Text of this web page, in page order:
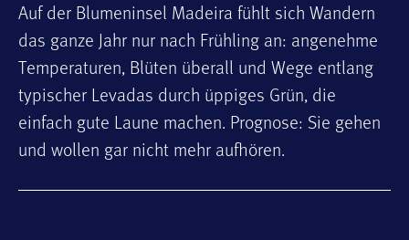
Auf der Blumeninsel Madeira fühlt sich Wandern
das ganze Jahr nur nach Frühling an: angenehme
Temperaturen, Blüten überall und Wege entlang
typischer Levadas durch üppiges Grün, die
einfach gute Laune machen. Prognose: Sie gehen
und wollen gar nicht mehr aufhören.